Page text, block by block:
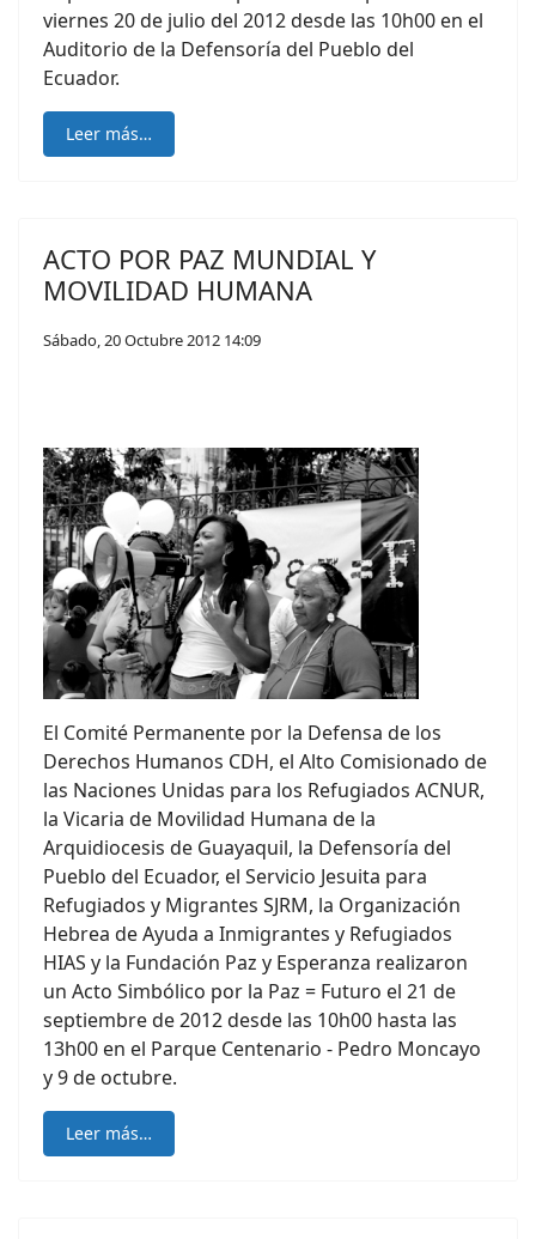
viernes 20 de julio del 2012 desde las 10h00 en el
Auditorio de la Defensoría del Pueblo del
Ecuador.
Leer más…
ACTO POR PAZ MUNDIAL Y
MOVILIDAD HUMANA
Sábado, 20 Octubre 2012 14:09
El Comité Permanente por la Defensa de los
Derechos Humanos CDH, el Alto Comisionado de
las Naciones Unidas para los Refugiados ACNUR,
la Vicaria de Movilidad Humana de la
Arquidiocesis de Guayaquil, la Defensoría del
Pueblo del Ecuador, el Servicio Jesuita para
Refugiados y Migrantes SJRM, la Organización
Hebrea de Ayuda a Inmigrantes y Refugiados
HIAS y la Fundación Paz y Esperanza realizaron
un Acto Simbólico por la Paz = Futuro el 21 de
septiembre de 2012 desde las 10h00 hasta las
13h00 en el Parque Centenario - Pedro Moncayo
y 9 de octubre.
Leer más…